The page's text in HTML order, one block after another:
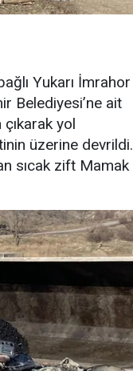
Yukarı İmrahor
Belediyesi’ne ait
yol
üzerine devrildi.
sıcak zift Mamak